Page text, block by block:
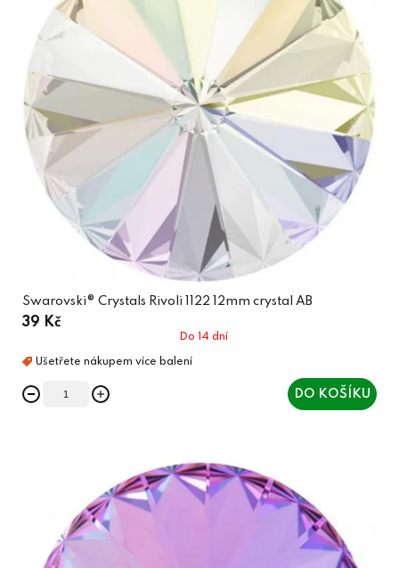
Swarovski® Crystals Rivoli 1122 12mm crystal AB
39 Kč
Do 14 dní
DO KOŠÍKU